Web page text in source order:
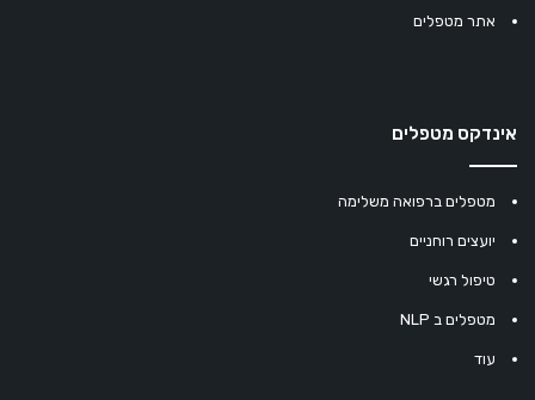
אתר מטפלים
אינדקס מטפלים
מטפלים ברפואה משלימה
יועצים רוחניים
טיפול רגשי
מטפלים ב NLP
עוד